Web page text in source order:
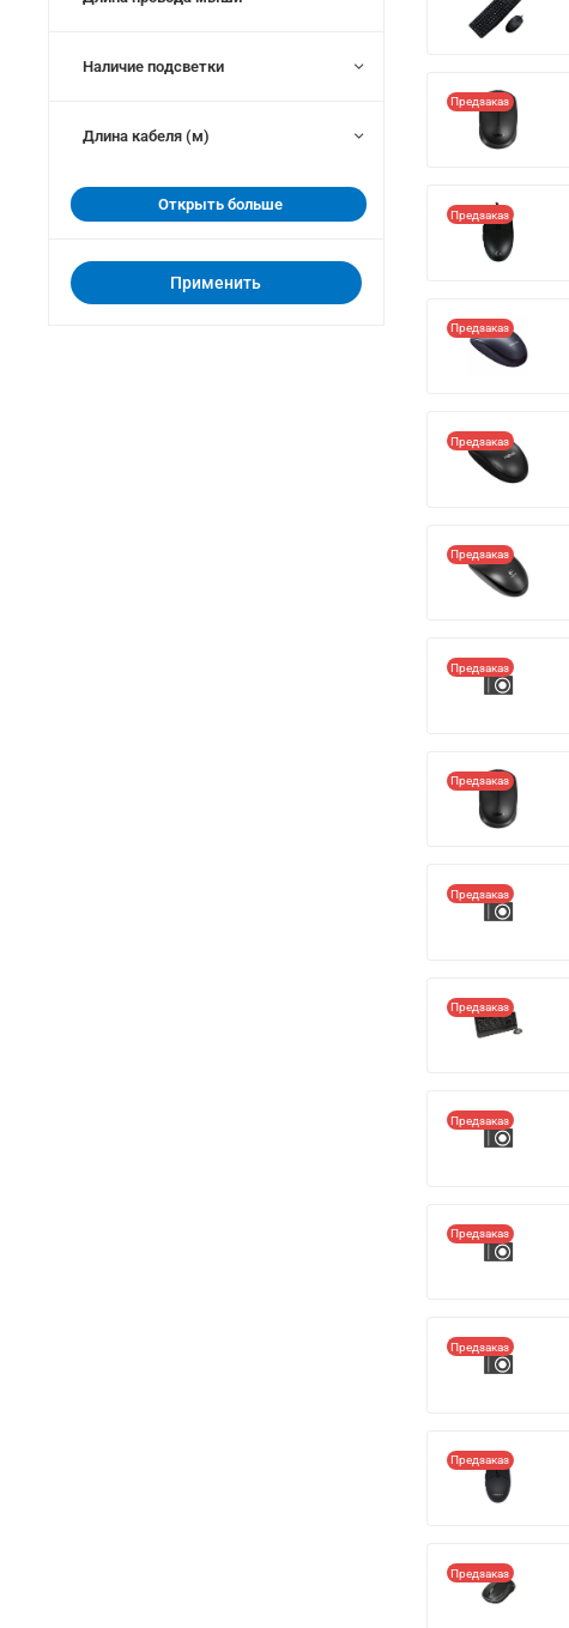
Предзаказ
Предзаказ
Предзаказ
Предзаказ
Предзаказ
Предзаказ
Предзаказ
Предзаказ
Предзаказ
Предзаказ
Предзаказ
Предзаказ
Предзаказ
Предзаказ
Открыть больше
Наличие подсветки
Длина кабеля (м)
Применить